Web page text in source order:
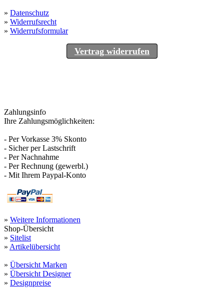
» Datenschutz
» Widerrufsrecht
» Widerrufsformular
Vertrag widerrufen
Zahlungsinfo
Ihre Zahlungsmöglichkeiten:
- Per Vorkasse 3% Skonto
- Sicher per Lastschrift
- Per Nachnahme
- Per Rechnung (gewerbl.)
- Mit Ihrem Paypal-Konto
» Weitere Informationen
Shop-Übersicht
» Sitelist
» Artikelübersicht
» Übersicht Marken
» Übersicht Designer
» Designpreise